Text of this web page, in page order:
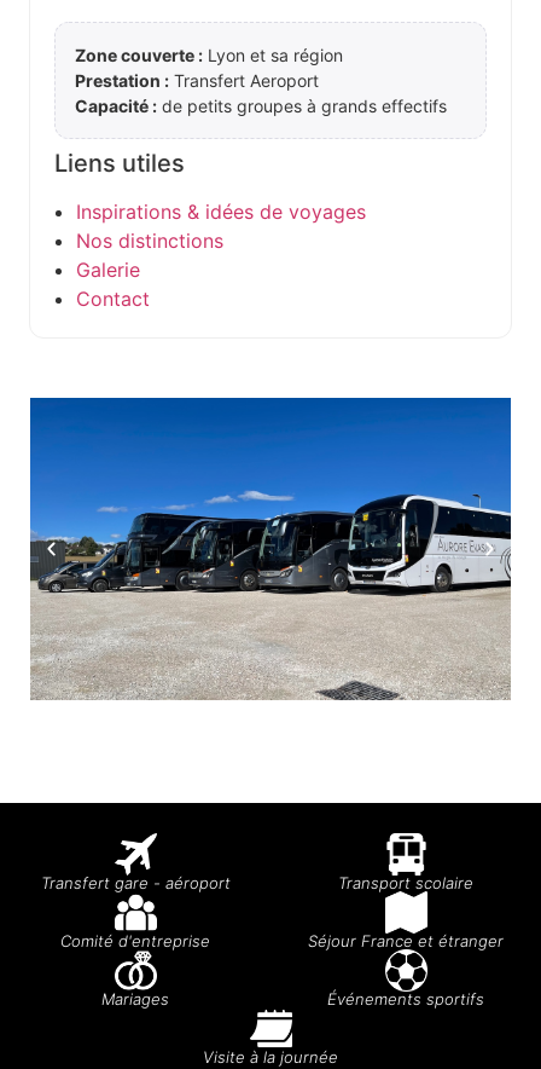
Zone couverte : Lyon et sa région
Prestation : Transfert Aeroport
Capacité : de petits groupes à grands effectifs
Liens utiles
Inspirations & idées de voyages
Nos distinctions
Galerie
Contact
Transfert gare - aéroport Transport scolaire
Comité d'entreprise Séjour France et étranger
Mariages Événements sportifs
Visite à la journée